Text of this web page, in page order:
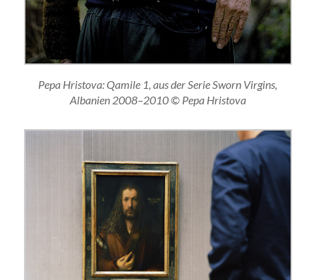
Pepa Hristova: Qamile 1, aus der Serie Sworn Virgins,
Albanien 2008–2010 © Pepa Hristova